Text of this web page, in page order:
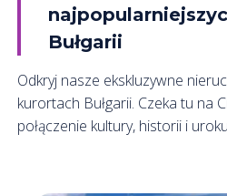
Bułgarii
Odkryj nasze ekskluzywne
kurortach Bułgarii. Czeka tu na
połączenie kultury, historii i